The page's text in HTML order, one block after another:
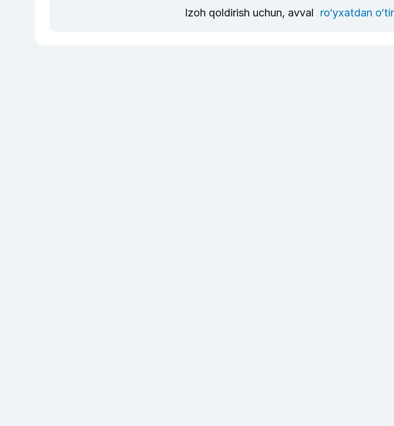
Izoh qoldirish uchun, avval ro‘yxatdan